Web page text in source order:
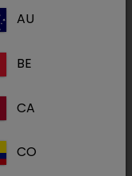
Malassezia.
AU
BE
CA
CO